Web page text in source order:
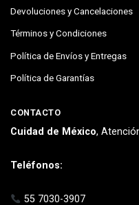
Devoluciones y Cancelaciones
Términos y Condiciones
Política de Envíos y Entregas
Política de Garantías
CONTACTO
Cuidad de México,
Teléfonos:
55 7030-3907